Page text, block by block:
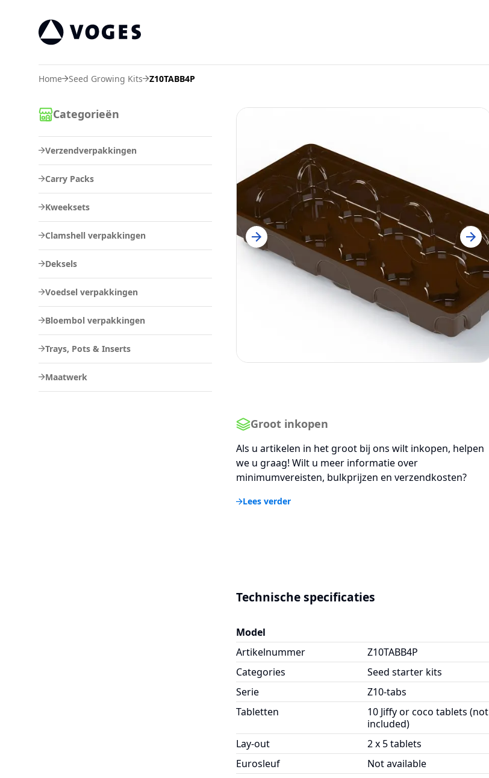
Home Seed Growing Kits Z10TABB4P
Categorieën
Verzendverpakkingen
Carry Packs
Kweeksets
Clamshell verpakkingen
Deksels
Voedsel verpakkingen
Bloembol verpakkingen
Trays, Pots & Inserts
Maatwerk
Groot inkopen
Als u artikelen in het groot bij ons wilt inkopen, helpen
we u graag! Wilt u meer informatie over
minimumvereisten, bulkprijzen en verzendkosten?
Lees verder
Technische specificaties
Model
Artikelnummer
Z10TABB4P
Categories
Seed starter kits
Serie
Z10-tabs
Tabletten
10 Jiffy or coco tablets (not
included)
Lay-out
2 x 5 tablets
Eurosleuf
Not available